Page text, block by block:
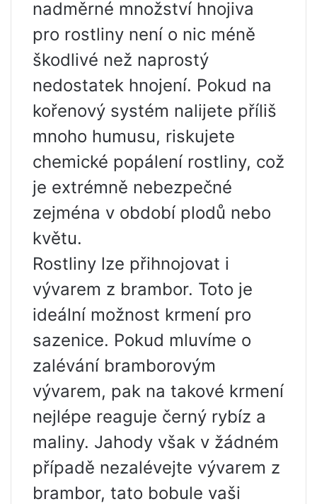
nadměrné množství hnojiva
pro rostliny není o nic méně
škodlivé než naprostý
nedostatek hnojení. Pokud na
kořenový systém nalijete příliš
mnoho humusu, riskujete
chemické popálení rostliny, což
je extrémně nebezpečné
zejména v období plodů nebo
květu.
Rostliny lze přihnojovat i
vývarem z brambor. Toto je
ideální možnost krmení pro
sazenice. Pokud mluvíme o
zalévání bramborovým
vývarem, pak na takové krmení
nejlépe reaguje černý rybíz a
maliny. Jahody však v žádném
případě nezalévejte vývarem z
brambor, tato bobule vaši